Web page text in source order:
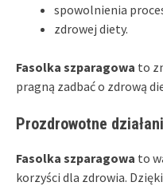
spowolnienia
zdrowej diety.
Fasolka szparagowa to
pragną zadbać o zdrową
Prozdrowotne
Fasolka szparagowa to
korzyści dla zdrowia.